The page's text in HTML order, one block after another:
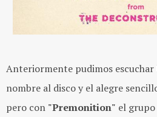
Anteriormente pudimos escuchar
nombre al disco y el alegre
pero con "Premonition" el